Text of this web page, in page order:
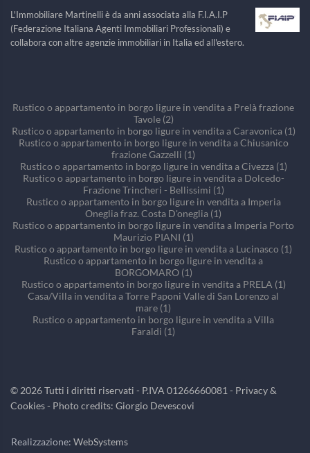
L'Immobiliare Martinelli è da anni associata alla F.I.A.I.P
(Federazione Italiana Agenti Immobiliari Professionali) e
collabora con altre agenzie immobiliari in Italia ed all'estero.
Rustico o appartamento in borgo ligure in vendita a Prelà frazione
Tavole (2)
Rustico o appartamento in borgo ligure in vendita a Caravonica (1)
Rustico o appartamento in borgo ligure in vendita a Chiusanico
frazione Gazzelli (1)
Rustico o appartamento in borgo ligure in vendita a Civezza (1)
Rustico o appartamento in borgo ligure in vendita a Dolcedo-
Frazione Trincheri - Bellissimi (1)
Rustico o appartamento in borgo ligure in vendita a Imperia
Oneglia fraz. Costa D'oneglia (1)
Rustico o appartamento in borgo ligure in vendita a Imperia Porto
Maurizio PIANI (1)
Rustico o appartamento in borgo ligure in vendita a Lucinasco (1)
Rustico o appartamento in borgo ligure in vendita a
BORGOMARO (1)
Rustico o appartamento in borgo ligure in vendita a PRELA (1)
Casa/Villa in vendita a Torre Paponi Valle di San Lorenzo al
mare (1)
Rustico o appartamento in borgo ligure in vendita a Villa
Faraldi (1)
© 2026Tutti i diritti riservati - P.IVA 01266660081 - Privacy &
Cookies- Photo credits: Giorgio Devescovi
Realizzazione: WebSystems